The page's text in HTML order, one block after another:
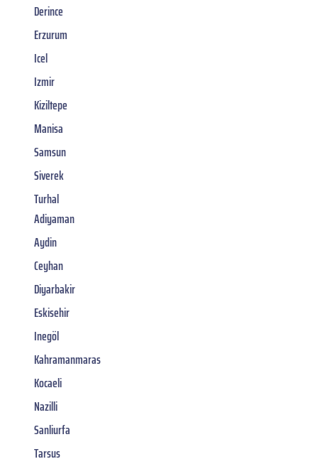
Derince
Erzurum
Icel
Izmir
Kiziltepe
Manisa
Samsun
Siverek
Turhal
Adiyaman
Aydin
Ceyhan
Diyarbakir
Eskisehir
Inegöl
Kahramanmaras
Kocaeli
Nazilli
Sanliurfa
Tarsus